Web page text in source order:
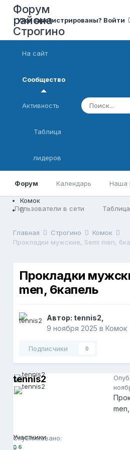
Форум
района
Строгино
Уже зарегистрированы? Войти
На сайт
Сообщество
Форум Календарь Наша
Пользователи в сети
Активность
Таблица
лидеров
Комок
Главная Строгино
Комок
Прокладки мужские, Semi men,
Прокладки
men, 6капель
Автор: tennis2
9 ноября 2025 вКомок
Подписчики 0
Опубликовано:
9
tennis2
Участники
6